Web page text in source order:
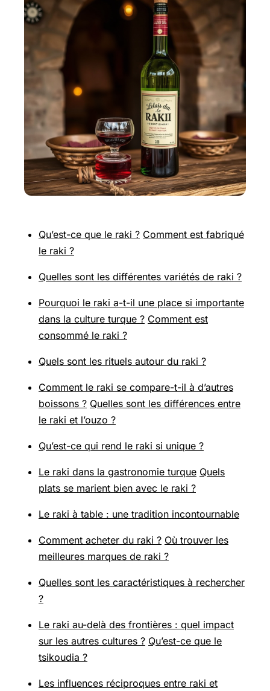
Qu’est-ce que le raki ? Comment est fabriqué
le raki ?
Quelles sont les différentes variétés de raki ?
Pourquoi le raki a-t-il une place si importante
dans la culture turque ? Comment est
consommé le raki ?
Quels sont les rituels autour du raki ?
Comment le raki se compare-t-il à d’autres
boissons ? Quelles sont les différences entre
le raki et l’ouzo ?
Qu’est-ce qui rend le raki si unique ?
Le raki dans la gastronomie turque Quels
plats se marient bien avec le raki ?
Le raki à table : une tradition incontournable
Comment acheter du raki ? Où trouver les
meilleures marques de raki ?
Quelles sont les caractéristiques à rechercher
?
Le raki au-delà des frontières : quel impact
sur les autres cultures ? Qu’est-ce que le
tsikoudia ?
Les influences réciproques entre raki et